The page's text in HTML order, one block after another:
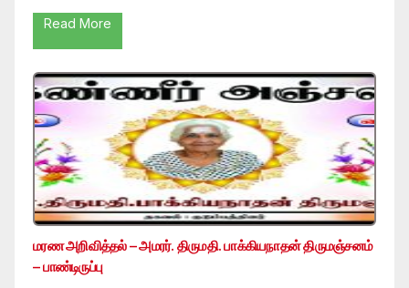
Read More
மரண அறிவித்தல் – அமரர். திருமதி. பாக்கியநாதன் திருமஞ்சனம்
– பாண்டிருப்பு